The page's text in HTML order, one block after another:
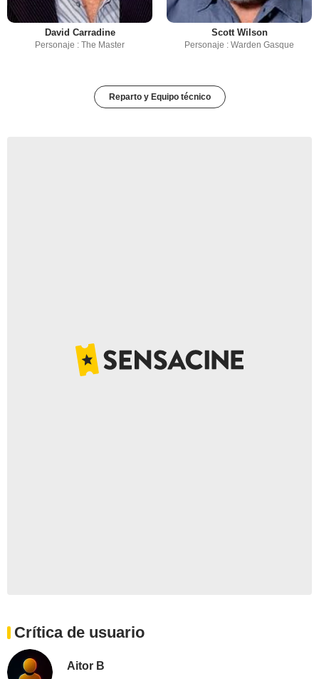
David Carradine
Personaje : The Master
Scott Wilson
Personaje : Warden Gasque
Reparto y Equipo técnico
Crítica de usuario
Aitor B